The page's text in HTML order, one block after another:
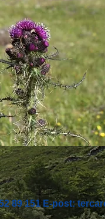
89 151 E-post: